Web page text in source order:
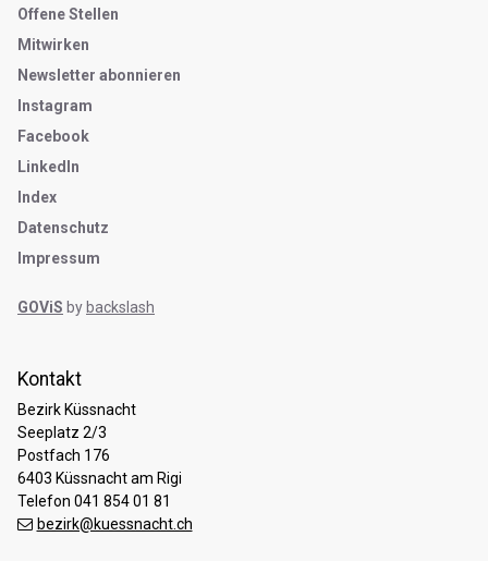
Kontakt
Bezirk Küssnacht
Seeplatz 2/3
Postfach 176
6403 Küssnacht am Rigi
Telefon 041 854 01 81
bezirk@kuessnacht.ch
Metanavigation
Offene Stellen
Mitwirken
Newsletter abonnieren
Instagram
Facebook
LinkedIn
Index
Datenschutz
Impressum
GOViS by backslash